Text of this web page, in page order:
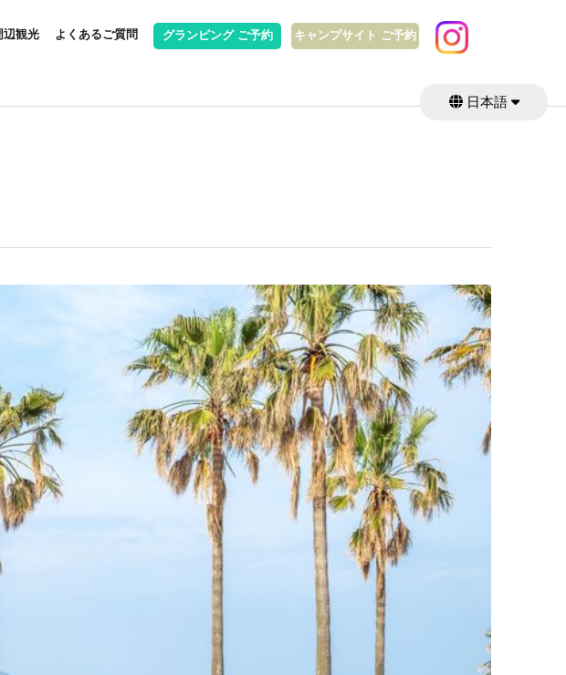
辺観光 よくあるご質問 グランピング ご予約 キャンプサイト ご予約
日本語